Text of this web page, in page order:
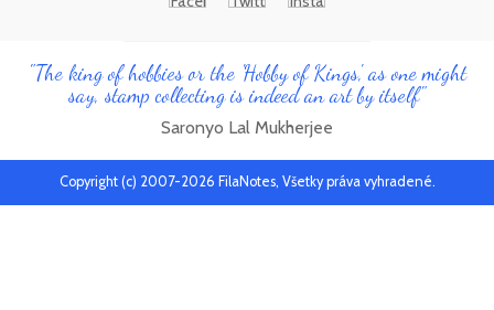
"The king of hobbies or the 'Hobby of Kings', as one might
say, stamp collecting is indeed an art by itself"
Saronyo Lal Mukherjee
Copyright (c) 2007-2026 FilaNotes, Všetky práva vyhradené.